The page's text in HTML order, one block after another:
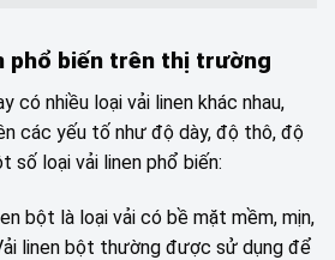
phổ biến trên thị trường
có nhiều loại vải linen khác nhau,
các yếu tố như độ dày, độ thô, độ
số loại vải linen phổ biến:
bột là loại vải có bề mặt mềm, mịn,
linen bột thường được sử dụng để